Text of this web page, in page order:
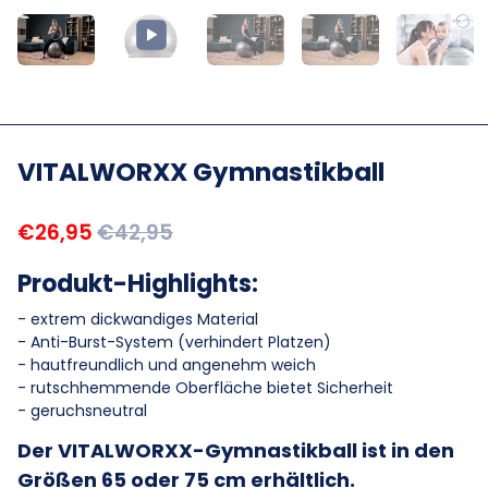
VITALWORXX Gymnastikball
€26,95€42,95
Produkt-Highlights:
- extrem dickwandiges Material
- Anti-Burst-System (verhindert Platzen)
- hautfreundlich und angenehm weich
- rutschhemmende Oberfläche bietet Sicherheit
- geruchsneutral
Der VITALWORXX-Gymnastikball ist in den
Größen 65 oder 75 cm erhältlich.